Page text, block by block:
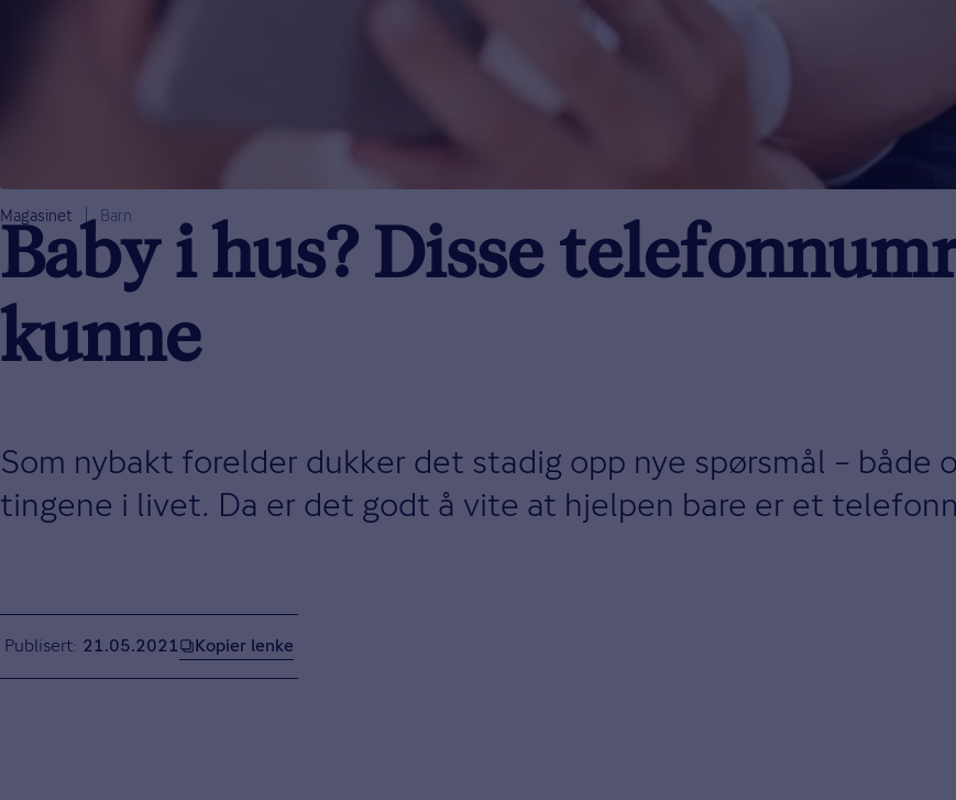
Magasinet Barn
Baby i hus? Disse
kunne
Som nybakt forelder dukker det stadig opp nye spørsmål – både
tingene i livet. Da er det godt å vite at hjelpen bare er et
Publisert 21.05.2021 Kopier lenke